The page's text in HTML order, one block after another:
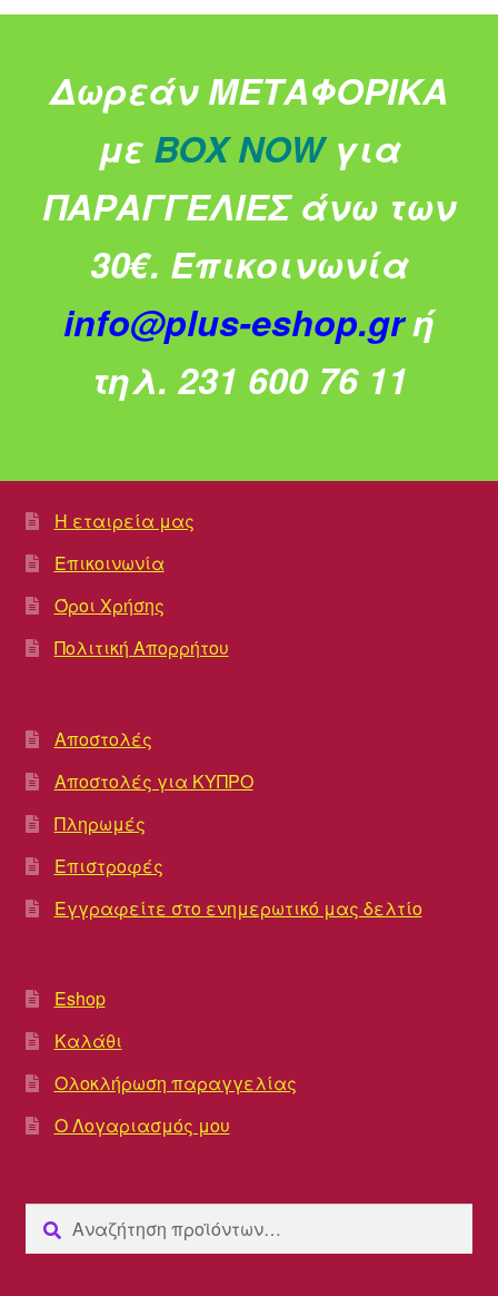
Δωρεάν ΜΕΤΑΦΟΡΙΚΑ
με BOX NOW για
ΠΑΡΑΓΓΕΛΙΕΣ άνω των
30€. Επικοινωνία
info@plus-eshop.grή
τηλ. 231 600 76 11
Η εταιρεία μας
Επικοινωνία
Όροι Χρήσης
Πολιτική Απορρήτου
Αποστολές
Αποστολές για ΚΥΠΡΟ
Πληρωμές
Επιστροφές
Εγγραφείτε στο ενημερωτικό μας δελτίο
Eshop
Καλάθι
Ολοκλήρωση παραγγελίας
Ο Λογαριασμός μου
Αναζήτηση
για:
Αναζήτηση